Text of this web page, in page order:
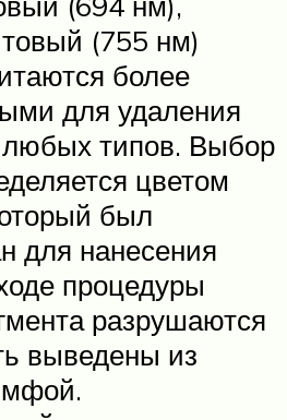
(755 нм)
более
для удаления
любых типов. Выбор
цветом
был
для нанесения
процедуры
разрушаются
выведены из